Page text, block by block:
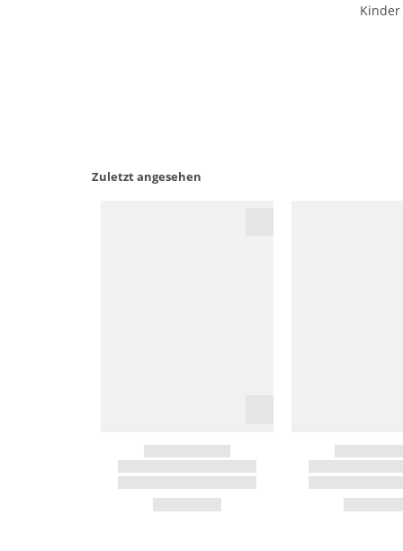
Zuletzt angesehen